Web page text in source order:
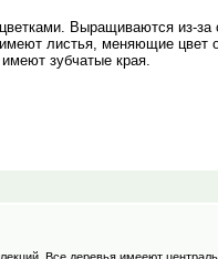
Выращиваются из-за
имеют листья, меняющие
зубчатые края.